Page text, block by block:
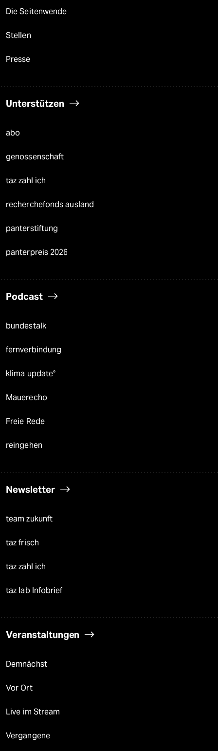
Die Seitenwende
Stellen
Presse
Unterstützen
abo
genossenschaft
taz zahl ich
recherchefonds ausland
panterstiftung
panterpreis 2026
Podcast
bundestalk
fernverbindung
klima update°
Mauerecho
Freie Rede
reingehen
Newsletter
team zukunft
taz frisch
taz zahl ich
taz lab Infobrief
Veranstaltungen
Demnächst
Vor Ort
Live im Stream
Vergangene